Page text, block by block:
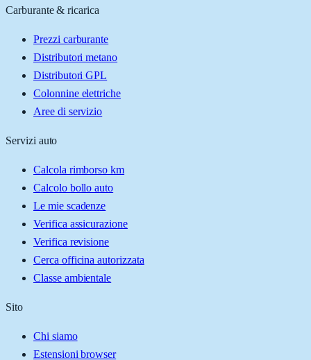
Carburante & ricarica
Prezzi carburante
Distributori metano
Distributori GPL
Colonnine elettriche
Aree di servizio
Servizi auto
Calcola rimborso km
Calcolo bollo auto
Le mie scadenze
Verifica assicurazione
Verifica revisione
Cerca officina autorizzata
Classe ambientale
Sito
Chi siamo
Estensioni browser